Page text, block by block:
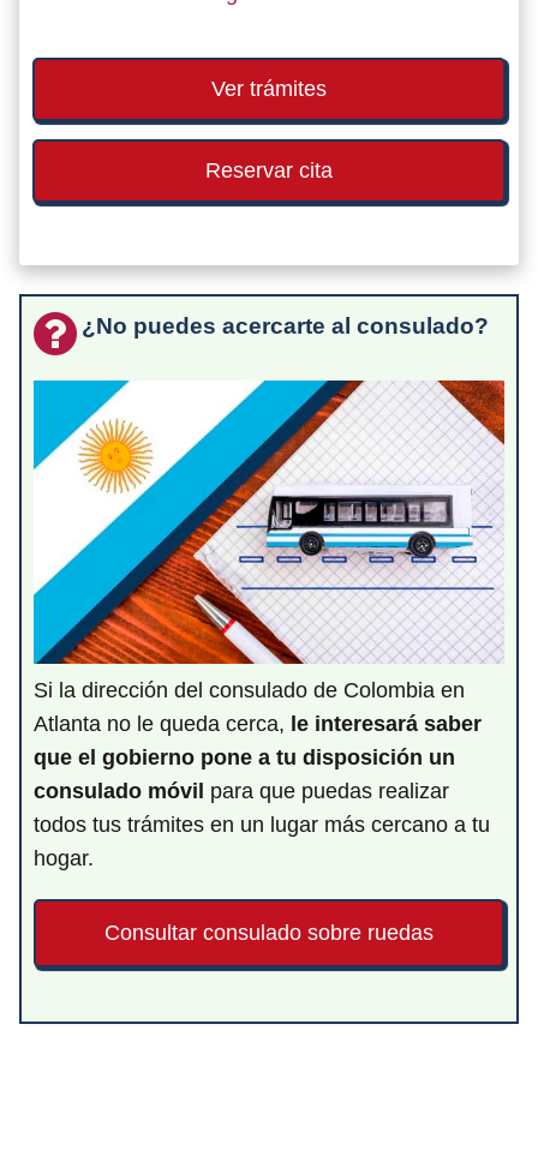
Ver trámites
Reservar cita
¿No puedes acercarte al consulado?
Si la dirección del consulado de Colombia en
Atlanta no le queda cerca, le interesará saber
que el gobierno pone a tu disposición un
consulado móvil para que puedas realizar
todos tus trámites en un lugar más cercano a tu
hogar.
Consultar consulado sobre ruedas